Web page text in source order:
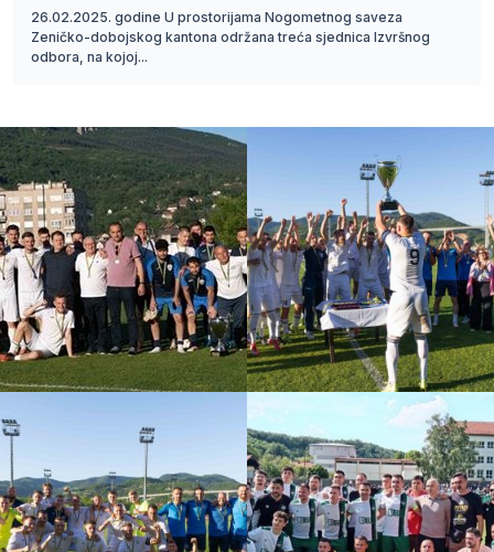
26.02.2025. godine U prostorijama Nogometnog saveza
Zeničko-dobojskog kantona održana treća sjednica Izvršnog
odbora, na kojoj...